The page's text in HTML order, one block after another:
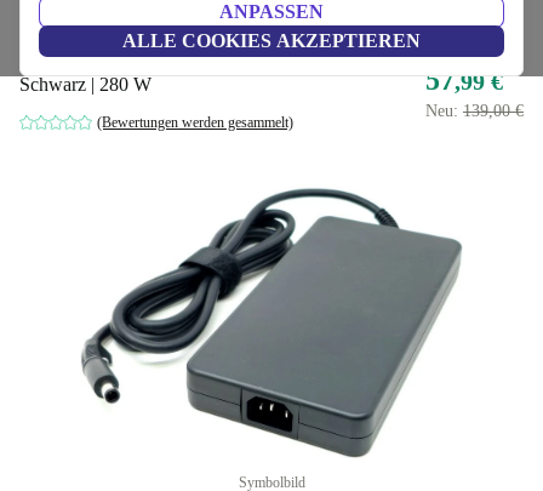
ANPASSEN
ALLE COOKIES AKZEPTIEREN
HP TPN-DA25 Netzteil
Schwarz | 280 W
(Bewertungen werden gesammelt)
57,99 €
Neu: 139,00 €
Symbolbild